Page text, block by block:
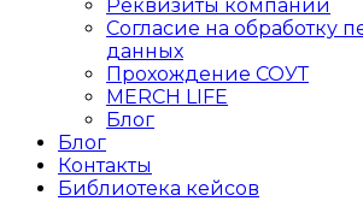
Реквизиты компании
Согласие на обработку
данных
Прохождение СОУТ
MERCH LIFE
Блог
Блог
Контакты
Библиотека кейсов